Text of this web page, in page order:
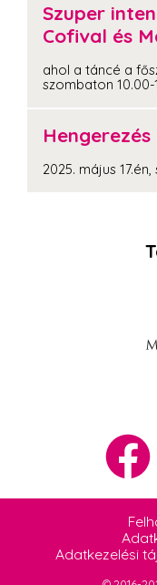
Szuper
Cofival és
ahol a táncé a
szombaton 10.00-
2025. május
Adatkezelési